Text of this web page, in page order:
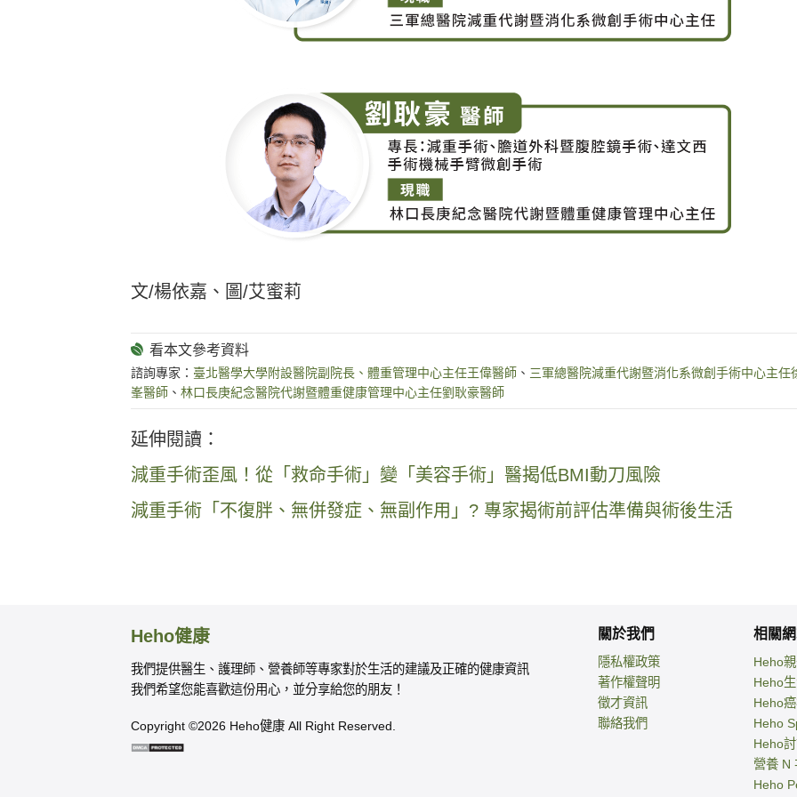
文/楊依嘉、圖/艾蜜莉
諮詢專家： 臺北醫學大學附設醫院副院長、體重管理中心主任王偉醫師 、 三軍總醫院減重代謝暨消化系微創手術中心主任
峯醫師 、 林口長庚紀念醫院代謝暨體重健康管理中心主任劉耿豪醫師
延伸閱讀：
減重手術歪風！從「救命手術」變「美容手術」醫揭低BMI動刀風險
減重手術「不復胖、無併發症、無副作用」? 專家揭術前評估準備與術後生活
Heho健康
我們提供醫生、護理師、營養師等專家對於生活的建議及正確的健康資訊
我們希望您能喜歡這份用心，並分享給您的朋友！
Copyright ©2026 Heho健康 All Right Reserved.
關於我們
隱私權政策
著作權聲明
徵才資訊
聯絡我們
相關
Heho
Heho
Heho
Heho
Heho
營養 N
Heho